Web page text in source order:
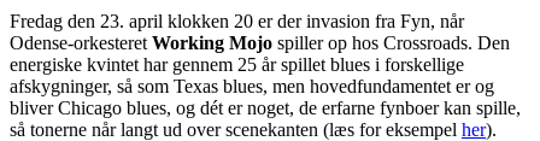
Fredag den 23. april klokken 20 er der invasion fra Fyn, når
Odense-orkesteret Working Mojo spiller op hos Crossroads. Den
energiske kvintet har gennem 25 år spillet blues i forskellige
afskygninger, så som Texas blues, men hovedfundamentet er og
bliver Chicago blues, og dét er noget, de erfarne fynboer kan spille,
så tonerne når langt ud over scenekanten (læs for eksempel her).